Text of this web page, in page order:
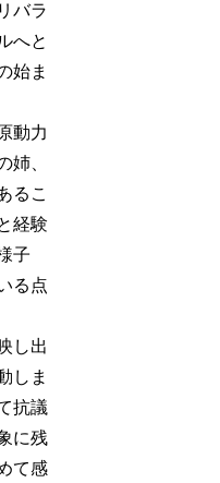
バラ
へと
始ま
動力
姉、
るこ
経験
子
る点
し出
しま
抗議
に残
て感